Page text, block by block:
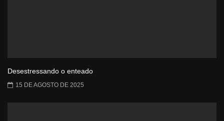
Desestressando o enteado
15 DE AGOSTO DE 2025